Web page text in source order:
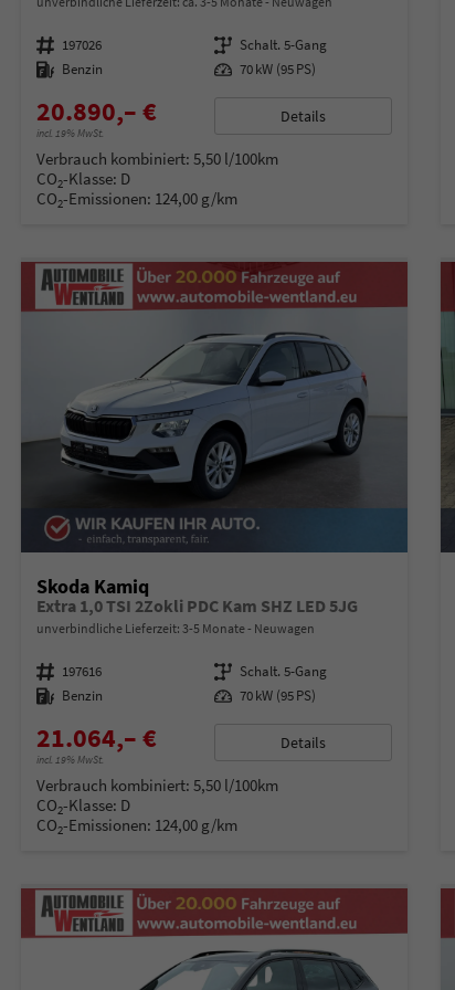
Fahrzeugnummer 197026 Getriebe Schalt. 5-Gang
Kraftstoff Benzin Leistung 70 kW (95 PS)
20.890,– €
incl. 19% MwSt.
Details
Verbrauch kombiniert: 5,50 l/100km
CO2-Klasse: D
CO2-Emissionen: 124,00 g/km
Skoda Kamiq
Extra 1,0 TSI 2Zokli PDC Kam SHZ LED 5JG
unverbindliche Lieferzeit: 3-5 Monate Neuwagen
Fahrzeugnummer 197616 Getriebe Schalt. 5-Gang
Kraftstoff Benzin Leistung 70 kW (95 PS)
21.064,– €
incl. 19% MwSt.
Details
Verbrauch kombiniert: 5,50 l/100km
CO2-Klasse: D
CO2-Emissionen: 124,00 g/km